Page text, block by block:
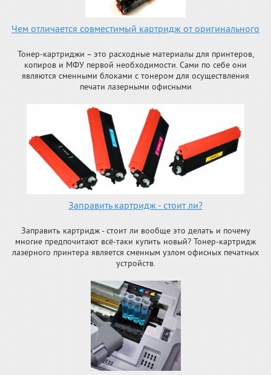
Чем отличается совместимый картридж от оригинального
Тонер-картриджи – это расходные материалы для принтеров,
копиров и МФУ первой необходимости. Сами по себе они
являются сменными блоками с тонером для осуществления
печати лазерными офисными
Заправить картридж - стоит ли?
Заправить картридж - стоит ли вообще это делать и почему
многие предпочитают всё-таки купить новый? Тонер-картридж
лазерного принтера является сменным узлом офисных печатных
устройств.